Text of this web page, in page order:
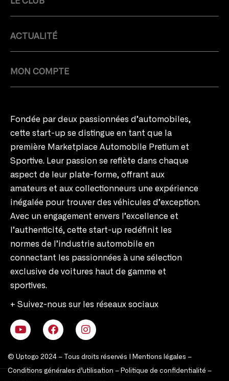
ACTUALITÉ
MON COMPTE
Fondée par deux passionnées d’automobiles,
cette start-up se distingue en tant que la
première Marketplace Automobile Pretium et
Sportive. Leur passion se reflète dans chaque
aspect de leur plate-forme, offrant aux
amateurs et aux collectionneurs une expérience
inégalée pour trouver des véhicules d’exception.
Avec un engagement envers l’excellence et
l’authenticité, cette start-up redéfinit les
normes de l’industrie automobile en
connectant les passionnées à une sélection
exclusive de voitures haut de gamme et
sportives.
+ Suivez-nous sur les réseaux sociaux
© Uptogo 2024 – Tous droits réservés | Mentions légales –
Conditions générales d’utilisation – Politique de confidentialité –